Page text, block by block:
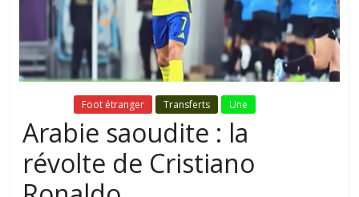
Foot étranger Transferts Une
Arabie saoudite : la
révolte de Cristiano